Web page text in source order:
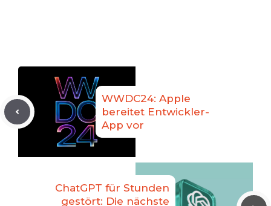
WWDC24: Apple
bereitet Entwickler-
App vor
ChatGPT für Stunden
gestört: Die nächste